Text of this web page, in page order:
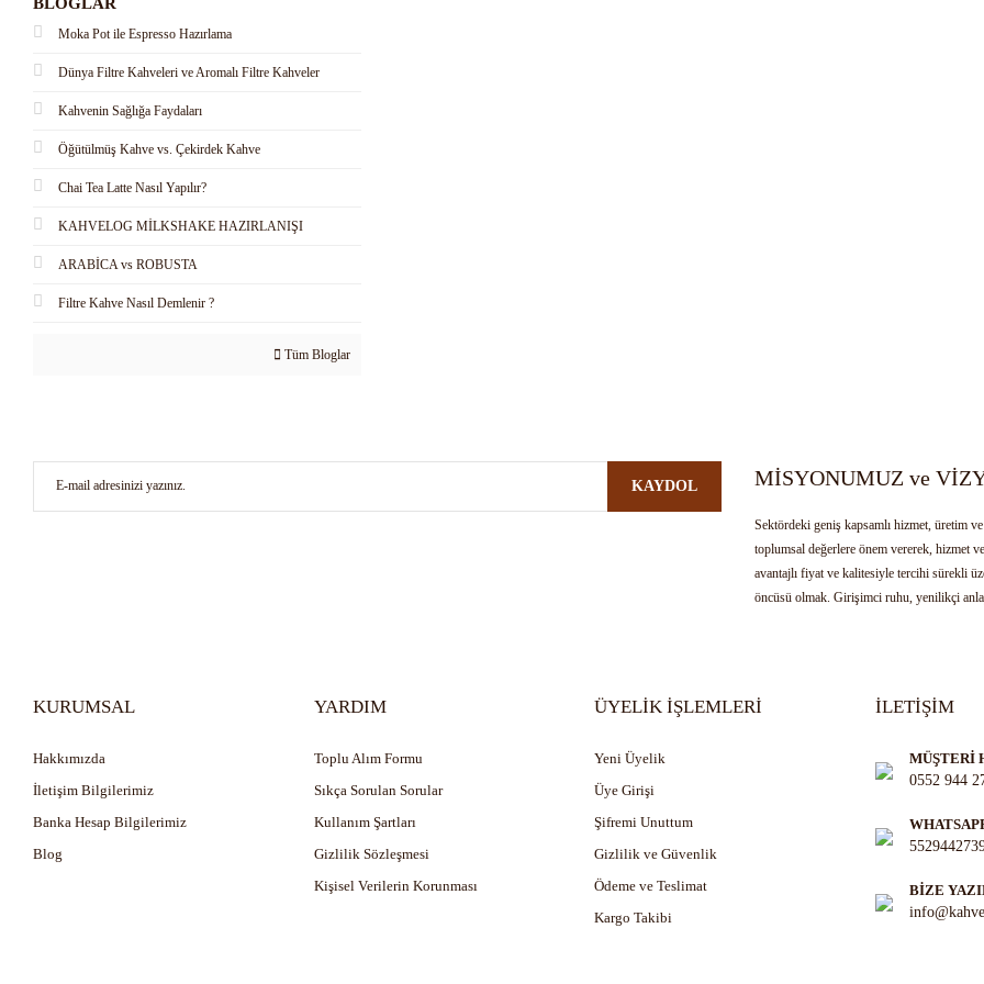
Moka Pot ile Espresso Hazırlama
Dünya Filtre Kahveleri ve Aromalı Filtre Kahveler
Kahvenin Sağlığa Faydaları
Öğütülmüş Kahve vs. Çekirdek Kahve
Chai Tea Latte Nasıl Yapılır?
KAHVELOG MİLKSHAKE HAZIRLANIŞI
ARABİCA vs ROBUSTA
Filtre Kahve Nasıl Demlenir ?
Tüm Bloglar
KAYDOL MİSYONUMUZ ve
Sektördeki geniş kapsamlı hizmet, üretim
toplumsal değerlere önem vererek, hizmet
avantajlı fiyat ve kalitesiyle tercihi sürekli
öncüsü olmak. Girişimci ruhu, yenilikçi
KURUMSAL
Hakkımızda
İletişim Bilgilerimiz
Banka Hesap Bilgilerimiz
Blog
YARDIM
Toplu Alım Formu
Sıkça Sorulan Sorular
Kullanım Şartları
Gizlilik Sözleşmesi
Kişisel Verilerin Korunması
ÜYELİK İŞLEMLERİ
Yeni Üyelik
Üye Girişi
Şifremi Unuttum
Gizlilik ve Güvenlik
Ödeme ve Teslimat
Kargo Takibi
İLETİŞİM
MÜŞTERİ
0552 944
BİZE